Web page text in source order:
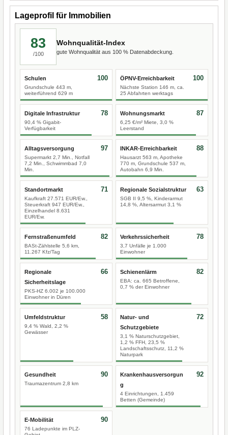
Lageprofil für Immobilien
83
/100
Wohnqualität-Index
gute Wohnqualität aus 100 % Datenabdeckung.
Schulen
Grundschule 443 m,
weiterführend 629 m
100 ÖPNV-Erreichbarkeit
Nächste Station 146 m, ca.
25 Abfahrten werktags
100
Digitale Infrastruktur
90,4 % Gigabit-
Verfügbarkeit
78 Wohnungsmarkt
6,25 €/m² Miete, 3,0 %
Leerstand
87
Alltagsversorgung
Supermarkt 2,7 Min., Notfall
7,2 Min., Schwimmbad 7,0
Min.
97 INKAR-Erreichbarkeit
Hausarzt 563 m, Apotheke
770 m, Grundschule 537 m,
Autobahn 6,9 Min.
88
Standortmarkt
Kaufkraft 27.571 EUR/Ew.,
Steuerkraft 947 EUR/Ew.,
Einzelhandel 8.631
EUR/Ew.
71 Regionale Sozialstruktur
SGB II 9,5 %, Kinderarmut
14,8 %, Altersarmut 3,1 %
63
Fernstraßenumfeld
BASt-Zählstelle 5,6 km,
11.267 Kfz/Tag
82 Verkehrssicherheit
3,7 Unfälle je 1.000
Einwohner
78
Regionale
Sicherheitslage
PKS-HZ 6.002 je 100.000
Einwohner in Düren
66 Schienenlärm
EBA: ca. 665 Betroffene,
0,7 % der Einwohner
82
Umfeldstruktur
9,4 % Wald, 2,2 %
Gewässer
58
Natur- und
Schutzgebiete
3,1 % Naturschutzgebiet,
1,2 % FFH, 23,5 %
Landschaftsschutz, 11,2 %
Naturpark
72
Gesundheit
Traumazentrum 2,8 km
90
Krankenhausversorgun
g
4 Einrichtungen, 1.459
Betten (Gemeinde)
92
E-Mobilität
76 Ladepunkte im PLZ-
90